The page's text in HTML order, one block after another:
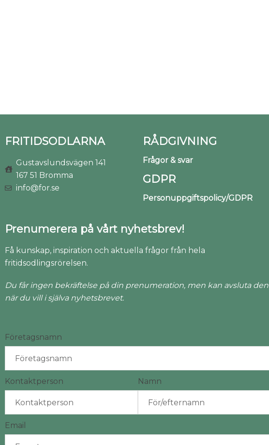
FRITIDSODLARNA
Gustavslundsvägen 141
167 51 Bromma
info@for.se
RÅDGIVNING
Frågor & svar
GDPR
Personuppgiftspolicy/GDPR
Prenumerera på vårt nyhetsbrev!
Få kunskap, inspiration och aktuella frågor från hela
fritidsodlingsrörelsen.
Du får ingen bekräftelse på din prenumeration, men kan avsluta den
när du vill i själva nyhetsbrevet.
Företagsnamn
Kontaktperson Namn
Email